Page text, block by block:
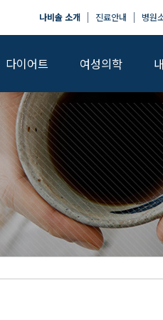
나비솔 소개 진료안내 병원
온열치료, 항암 면역치료를 통해 전이
다이어트 여성의학